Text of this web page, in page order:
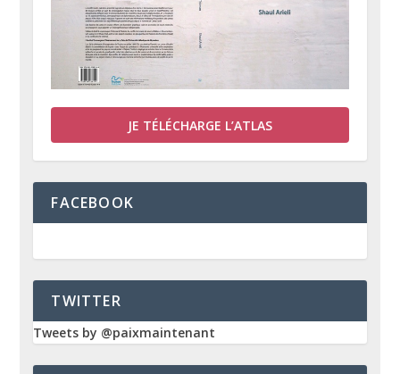
JE TÉLÉCHARGE L’ATLAS
FACEBOOK
TWITTER
Tweets by @paixmaintenant